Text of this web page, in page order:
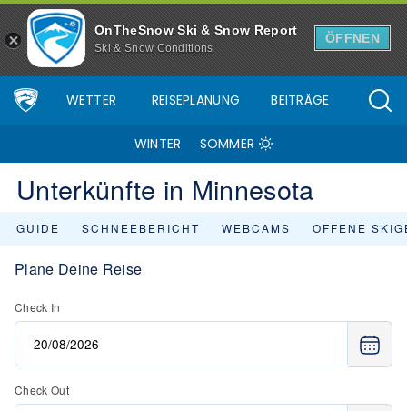
OnTheSnow Ski & Snow Report
Ski & Snow Conditions
ÖFFNEN
WETTER REISEPLANUNG BEITRÄGE
WINTER SOMMER
Unterkünfte in Minnesota
GUIDE SCHNEEBERICHT WEBCAMS OFFENE
Plane Deine Reise
Check In
Check Out